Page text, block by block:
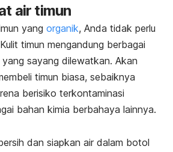
air timun
yang organik, Anda tidak perlu
timun mengandung berbagai
sayang dilewatkan. Akan
timun biasa, sebaiknya
berisiko terkontaminasi
bahan kimia berbahaya lainnya.
dan siapkan air dalam botol